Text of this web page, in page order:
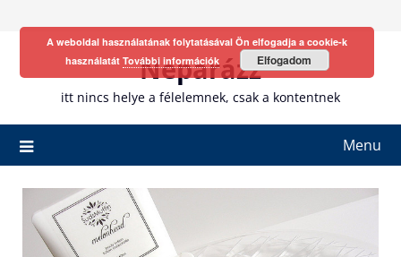
Neparázz
itt nincs helye a félelemnek, csak a kontentnek
Menu
A weboldal használatának folytatásával Ön elfogadja a cookie-k
használatát További információk Elfogadom